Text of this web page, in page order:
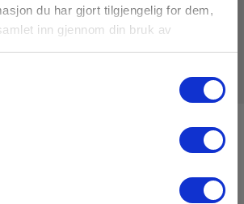
du har gjort tilgjengelig for dem,
inn gjennom din bruk av
for nyhetsbrev!
nyhetsbrev E-News